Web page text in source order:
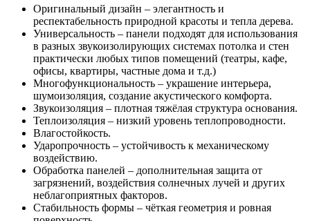
Оригинальный дизайн – элегантность и
респектабельность природной красоты и тепла дерева.
Универсальность – панели подходят для использования
в разных звукоизолирующих системах потолка и стен
практически любых типов помещений (театры, кафе,
офисы, квартиры, частные дома и т.д.)
Многофункциональность – украшение интерьера,
шумоизоляция, создание акустического комфорта.
Звукоизоляция – плотная тяжёлая структура основания.
Теплоизоляция – низкий уровень теплопроводности.
Влагостойкость.
Ударопрочность – устойчивость к механическому
воздействию.
Обработка панелей – дополнительная защита от
загрязнений, воздействия солнечных лучей и других
неблагоприятных факторов.
Стабильность формы – чёткая геометрия и ровная